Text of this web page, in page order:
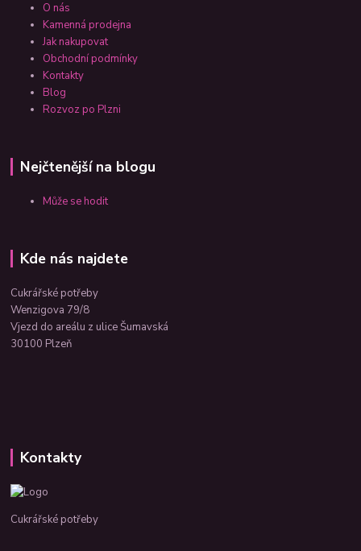
O nás
Kamenná prodejna
Jak nakupovat
Obchodní podmínky
Kontakty
Blog
Rozvoz po Plzni
Nejčtenější na blogu
Může se hodit
Kde nás najdete
Cukrářské potřeby
Wenzigova 79/8
Vjezd do areálu z ulice Šumavská
30100 Plzeň
Kontakty
Cukrářské potřeby